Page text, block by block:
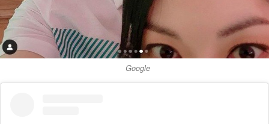
Google